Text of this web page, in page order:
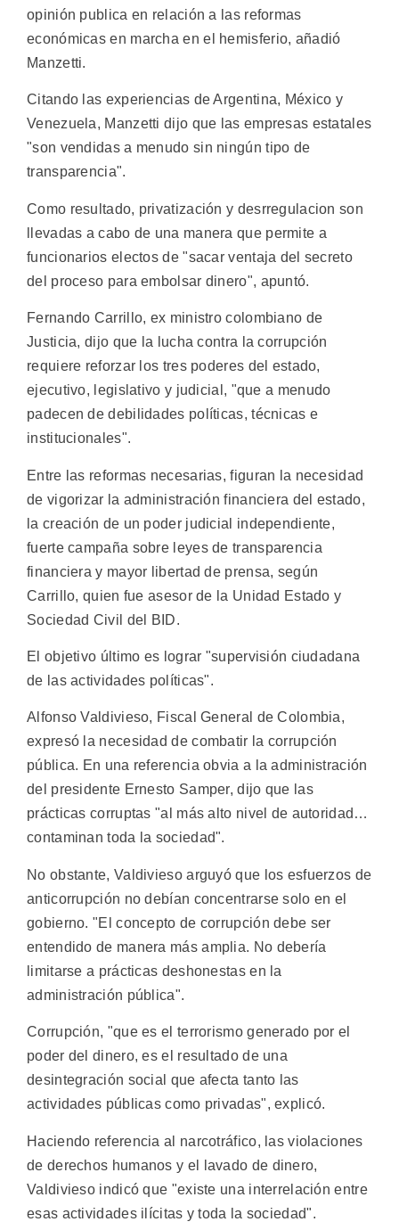
opinión publica en relación a las reformas
económicas en marcha en el hemisferio, añadió
Manzetti.
Citando las experiencias de Argentina, México y
Venezuela, Manzetti dijo que las empresas estatales
"son vendidas a menudo sin ningún tipo de
transparencia".
Como resultado, privatización y desrregulacion son
llevadas a cabo de una manera que permite a
funcionarios electos de "sacar ventaja del secreto
del proceso para embolsar dinero", apuntó.
Fernando Carrillo, ex ministro colombiano de
Justicia, dijo que la lucha contra la corrupción
requiere reforzar los tres poderes del estado,
ejecutivo, legislativo y judicial, "que a menudo
padecen de debilidades políticas, técnicas e
institucionales".
Entre las reformas necesarias, figuran la necesidad
de vigorizar la administración financiera del estado,
la creación de un poder judicial independiente,
fuerte campaña sobre leyes de transparencia
financiera y mayor libertad de prensa, según
Carrillo, quien fue asesor de la Unidad Estado y
Sociedad Civil del BID.
El objetivo último es lograr "supervisión ciudadana
de las actividades políticas".
Alfonso Valdivieso, Fiscal General de Colombia,
expresó la necesidad de combatir la corrupción
pública. En una referencia obvia a la administración
del presidente Ernesto Samper, dijo que las
prácticas corruptas "al más alto nivel de autoridad…
contaminan toda la sociedad".
No obstante, Valdivieso arguyó que los esfuerzos de
anticorrupción no debían concentrarse solo en el
gobierno. "El concepto de corrupción debe ser
entendido de manera más amplia. No debería
limitarse a prácticas deshonestas en la
administración pública".
Corrupción, "que es el terrorismo generado por el
poder del dinero, es el resultado de una
desintegración social que afecta tanto las
actividades públicas como privadas", explicó.
Haciendo referencia al narcotráfico, las violaciones
de derechos humanos y el lavado de dinero,
Valdivieso indicó que "existe una interrelación entre
esas actividades ilícitas y toda la sociedad".